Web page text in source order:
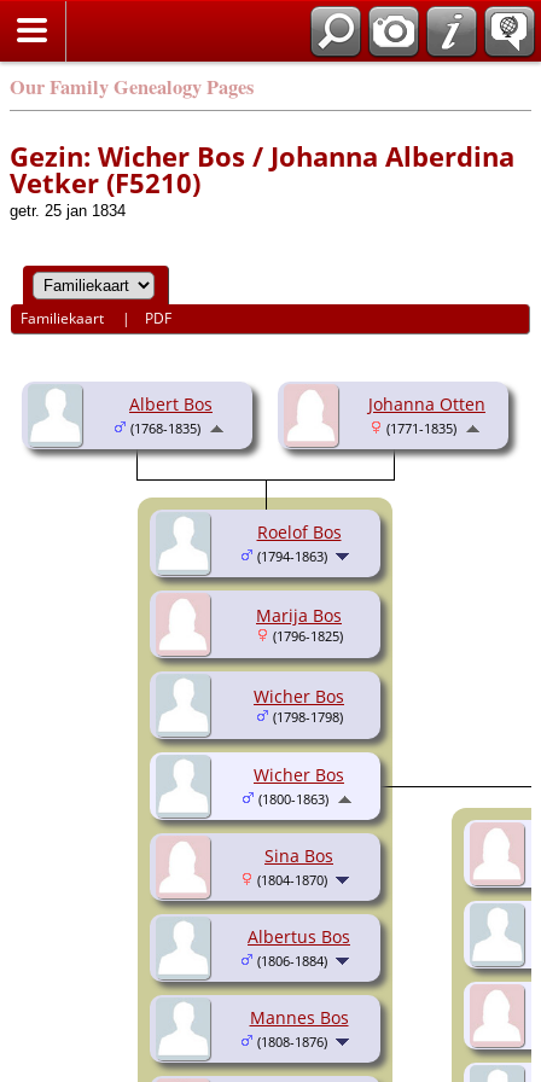
Our Family Genealogy Pages
Gezin: Wicher Bos / Johanna Alberdina
Vetker (F5210)
getr. 25 jan 1834
Familiekaart | PDF
Albert Bos
(1768-1835)
Johanna Otten
(1771-1835)
Roelof Bos
(1794-1863)
Marija Bos
(1796-1825)
Wicher Bos
(1798-1798)
Sina Bos
(1804-1870)
Albertus Bos
(1806-1884)
Mannes Bos
(1808-1876)
Wicher Bos
(1800-1863)